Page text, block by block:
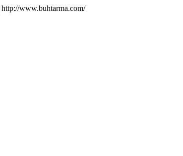
http://www.buhtarma.com/